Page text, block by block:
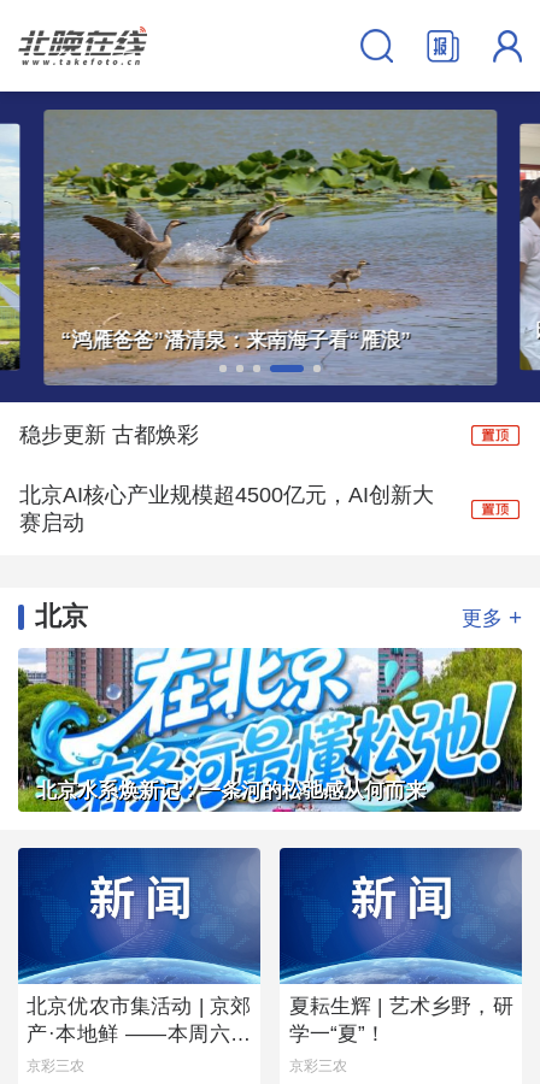
园艺也疗愈！一座社区花园化身“心灵花园”
稳步更新 古都焕彩
北京AI核心产业规模超4500亿元，AI创新大
赛启动
北京 更多 +
北京水系焕新记：一条河的松弛感从何而来
北京优农市集活动 | 京郊
产·本地鲜 ——本周六，
去朝阳公园“鲜”起来！
京彩三农
夏耘生辉 | 艺术乡野，研
学一“夏”！
京彩三农